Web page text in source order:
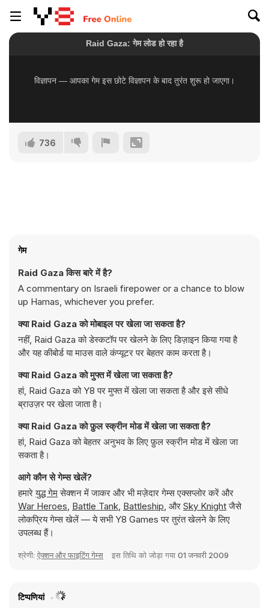
736
गेम
Raid Gaza किस बारे में है?
A commentary on Israeli firepower or a chance to blow
up Hamas, whichever you prefer.
क्या Raid Gaza को मोबाइल पर खेला जा सकता है?
नहीं, Raid Gaza को डेस्कटॉप पर खेलने के लिए डिज़ाइन किया गया है
और यह कीबोर्ड या माउस वाले कंप्यूटर पर बेहतर काम करता है।
क्या Raid Gaza को मुफ्त में खेला जा सकता है?
हां, Raid Gaza को Y8 पर मुफ्त में खेला जा सकता है और इसे सीधे
ब्राउज़र पर खेला जाता है।
क्या Raid Gaza को फ़ुल स्क्रीन मोड में खेला जा सकता है?
हां, Raid Gaza को बेहतर अनुभव के लिए फ़ुल स्क्रीन मोड में खेला जा
सकता है।
आगे कौन से गेम्स खेलें?
हमारेयुद्ध गेमसेक्शन में जाकर और भी मज़ेदार गेम्स एक्सप्लोर करें और
War Heroes, Battle Tank, Battleship, और Sky Knightजैसे
लोकप्रिय गेम्स खेलें — ये सभी Y8 Games पर तुरंत खेलने के लिए
उपलब्ध हैं।
श्रेणी: ऐक्शन और फाइटिंग गेम्स इस तिथि को जोड़ा गया 01 जनवरी 2009
टिप्पणियां